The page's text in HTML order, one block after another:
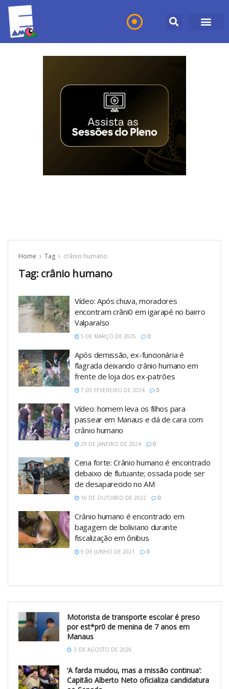
Home Tag crânio humano
Tag: crânio humano
Vídeo: Após chuva, moradores
encontram crâni0 em igarapé no bairro
Valparaíso
5 DE MARÇO DE 2025 0
Após demissão, ex-funcionária é
flagrada deixando crânio humano em
frente de loja dos ex-patrões
7 DE FEVEREIRO DE 2024 0
Vídeo: homem leva os filhos para
passear em Manaus e dá de cara com
crânio humano
29 DE JANEIRO DE 2024 0
Cena forte: Crânio humano é encontrado
debaixo de flutuante; ossada pode ser
de desaparecido no AM
16 DE OUTUBRO DE 2022 0
Crânio humano é encontrado em
bagagem de boliviano durante
fiscalização em ônibus
9 DE JUNHO DE 2021 0
Motorista de transporte escolar é preso
por est*pr0 de menina de 7 anos em
Manaus
5 DE AGOSTO DE 2026
‘A farda mudou, mas a missão continua’:
Capitão Alberto Neto oficializa candidatura